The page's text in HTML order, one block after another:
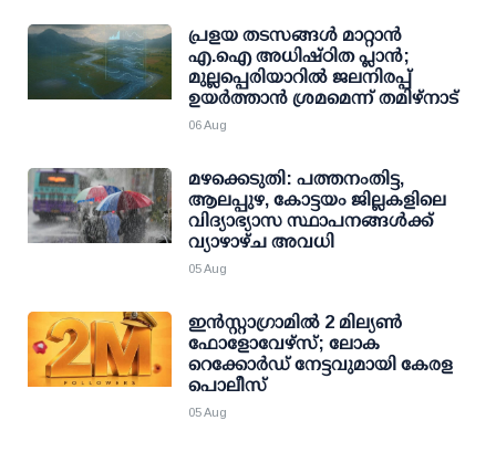
പ്രളയ തടസങ്ങള്‍ മാറ്റാന്‍
എ.ഐ അധിഷ്ഠിത പ്ലാന്‍;
മുല്ലപ്പെരിയാറില്‍ ജലനിരപ്പ്
ഉയര്‍ത്താന്‍ ശ്രമമെന്ന് തമിഴ്നാട്
06 Aug
മഴക്കെടുതി: പത്തനംതിട്ട,
ആലപ്പുഴ, കോട്ടയം ജില്ലകളിലെ
വിദ്യാഭ്യാസ സ്ഥാപനങ്ങള്‍ക്ക്
വ്യാഴാഴ്ച അവധി
05 Aug
ഇന്‍സ്റ്റാഗ്രാമില്‍ 2 മില്യണ്‍
ഫോളോവേഴ്സ്; ലോക
റെക്കോര്‍ഡ് നേട്ടവുമായി കേരള
പൊലീസ്
05 Aug